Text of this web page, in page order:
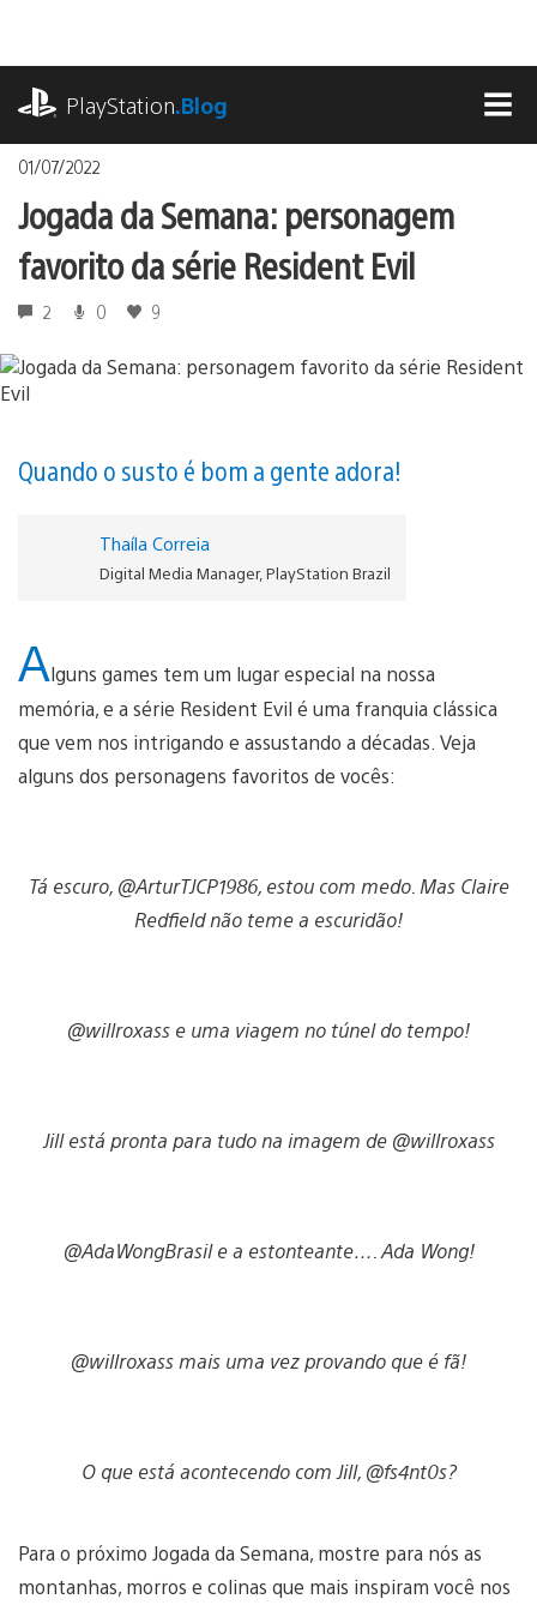
o
conteúdo
PlayStation.Blog
01/07/2022
Jogada da Semana: personagem
favorito da série Resident Evil
2 0 9
Quando o susto é bom a gente adora!
Thaíla Correia
Digital Media Manager, PlayStation Brazil
Alguns games tem um lugar especial na nossa
memória, e a série Resident Evil é uma franquia clássica
que vem nos intrigando e assustando a décadas. Veja
alguns dos personagens favoritos de vocês:
Tá escuro, @ArturTJCP1986, estou com medo. Mas Claire
Redfield não teme a escuridão!
@willroxass e uma viagem no túnel do tempo!
Jill está pronta para tudo na imagem de @willroxass
@AdaWongBrasil e a estonteante…. Ada Wong!
@willroxass mais uma vez provando que é fã!
O que está acontecendo com Jill, @fs4nt0s?
Para o próximo Jogada da Semana, mostre para nós as
montanhas, morros e colinas que mais inspiram você nos